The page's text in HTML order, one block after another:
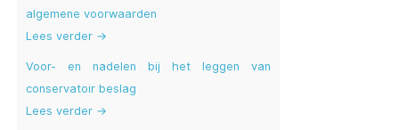
algemene voorwaarden
Lees verder →
Voor- en nadelen bij het leggen van
conservatoir beslag
Lees verder →